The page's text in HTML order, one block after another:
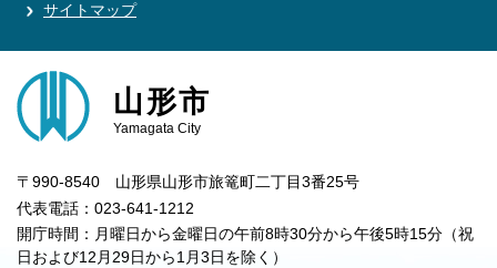
サイトマップ
山形市
Yamagata City
〒990-8540 山形県山形市旅篭町二丁目3番25号
代表電話：023-641-1212
開庁時間：月曜日から金曜日の午前8時30分から午後5時15分（祝
日および12月29日から1月3日を除く）